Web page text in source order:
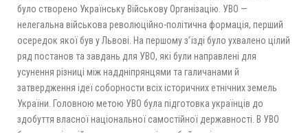
було створено Українську Військову Організацію. УВО —
нелегальна військова революційно-політична формація, перший
осередок якої був у Львові. На першому з’їзді було ухвалено цілий
ряд постанов та завдань для УВО, які були направлені для
усунення різниці між наддніпрянцями та галичанами й
затвердження ідеї соборности всіх історичних етнічних земель
України. Головною метою УВО була підготовка українців до
здобуття власної національної самостійної державності. В УВО